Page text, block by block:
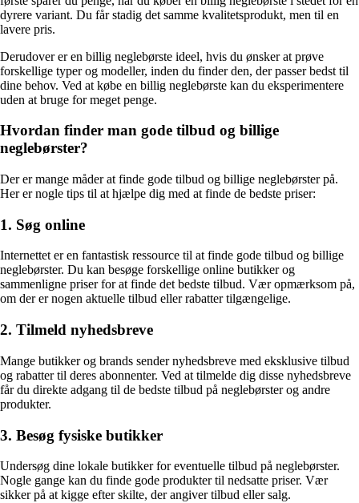
dyrere variant. Du får stadig det samme kvalitetsprodukt, men til en
lavere pris.
Derudover er en billig neglebørste ideel, hvis du ønsker at prøve
forskellige typer og modeller, inden du finder den, der passer bedst til
dine behov. Ved at købe en billig neglebørste kan du eksperimentere
uden at bruge for meget penge.
Hvordan finder man gode tilbud og billige
neglebørster?
Der er mange måder at finde gode tilbud og billige neglebørster på.
Her er nogle tips til at hjælpe dig med at finde de bedste priser:
1. Søg online
Internettet er en fantastisk ressource til at finde gode tilbud og billige
neglebørster. Du kan besøge forskellige online butikker og
sammenligne priser for at finde det bedste tilbud. Vær opmærksom på,
om der er nogen aktuelle tilbud eller rabatter tilgængelige.
2. Tilmeld nyhedsbreve
Mange butikker og brands sender nyhedsbreve med eksklusive tilbud
og rabatter til deres abonnenter. Ved at tilmelde dig disse nyhedsbreve
får du direkte adgang til de bedste tilbud på neglebørster og andre
produkter.
3. Besøg fysiske butikker
Undersøg dine lokale butikker for eventuelle tilbud på neglebørster.
Nogle gange kan du finde gode produkter til nedsatte priser. Vær
sikker på at kigge efter skilte, der angiver tilbud eller salg.